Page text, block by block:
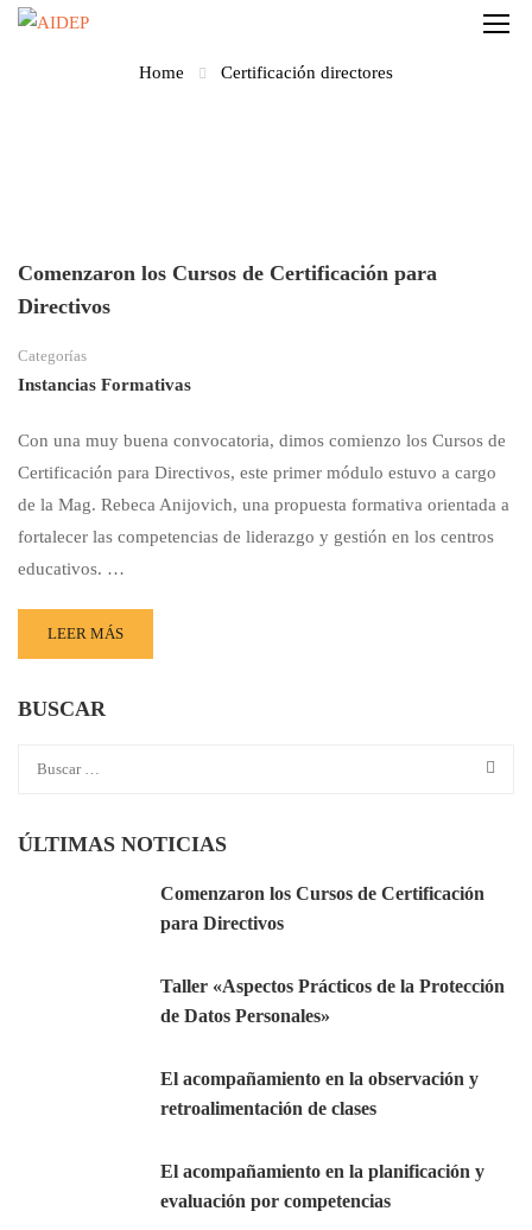
Home Certificación directores
Comenzaron los Cursos de Certificación para
Directivos
Categorías
Instancias Formativas
Con una muy buena convocatoria, dimos comienzo los Cursos de
Certificación para Directivos, este primer módulo estuvo a cargo
de la Mag. Rebeca Anijovich, una propuesta formativa orientada a
fortalecer las competencias de liderazgo y gestión en los centros
educativos. …
LEER MÁS
BUSCAR
ÚLTIMAS NOTICIAS
Comenzaron los Cursos de Certificación
para Directivos
Taller «Aspectos Prácticos de la Protección
de Datos Personales»
El acompañamiento en la observación y
retroalimentación de clases
El acompañamiento en la planificación y
evaluación por competencias